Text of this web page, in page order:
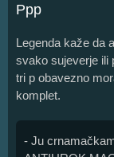
Ppp
Legenda kaže da
svako sujeverje ili
tri p obavezno
komplet.
- Ju